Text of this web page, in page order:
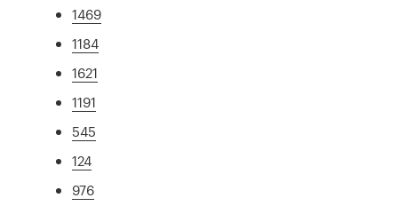
1469
1184
1621
1191
545
124
976